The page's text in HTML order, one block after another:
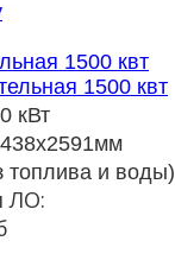
1500 квт
кВт
топлива и воды)
ЛО: